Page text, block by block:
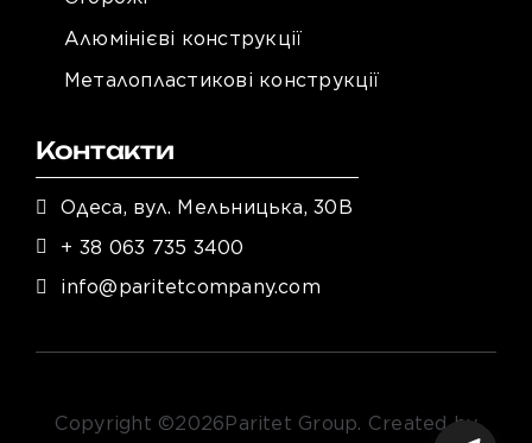
Алюмінієві конструкції
Металопластикові конструкції
Контакти
Одеса, вул. Мельницька, 30В
+ 38 063 735 3400
info@paritetcompany.com
Copyright ©2026Paritet Group. Created by